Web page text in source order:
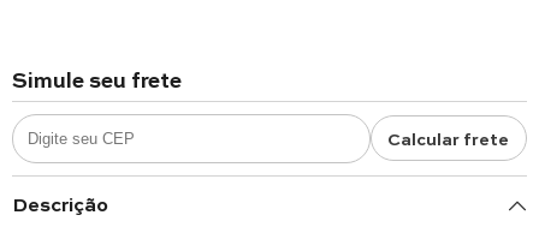
Simule seu frete
Calcular frete
Descrição